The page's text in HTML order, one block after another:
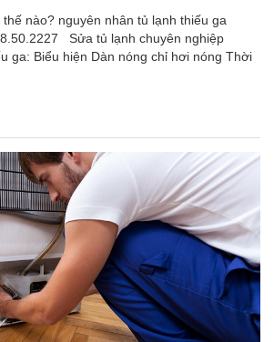
nào? nguyên nhân tủ lạnh thiếu ga
Sửa tủ lạnh chuyên nghiệp
ga: Biểu hiện Dàn nóng chỉ hơi nóng Thời